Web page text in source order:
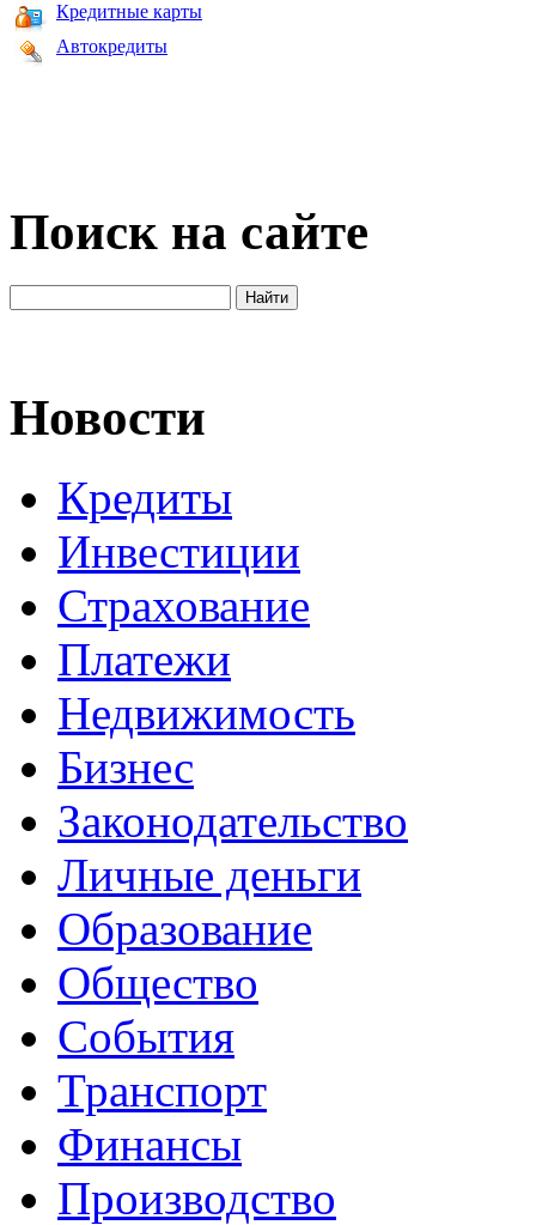
Кредитные карты
Автокредиты
Поиск на сайте
Новости
Кредиты
Инвестиции
Страхование
Платежи
Недвижимость
Бизнес
Законодательство
Личные деньги
Образование
Общество
События
Транспорт
Финансы
Производство